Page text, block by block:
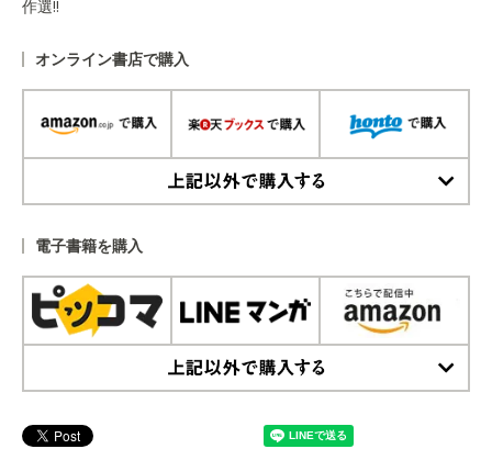
作選!!
オンライン書店で購入
電子書籍を購入